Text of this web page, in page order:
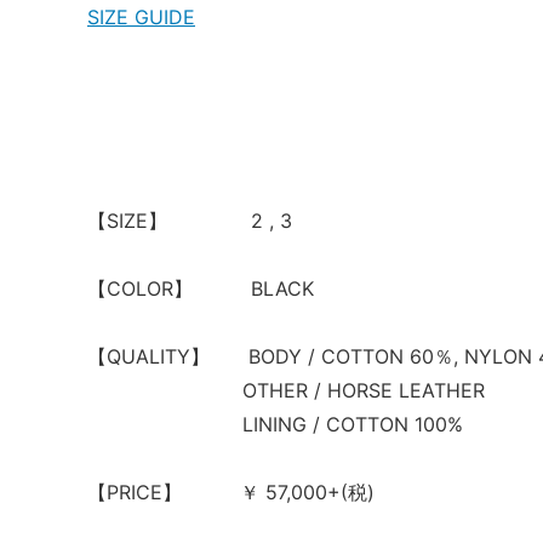
SIZE GUIDE
【SIZE】 2 , 3
【COLOR】 BLACK
【QUALITY】 BODY / COTTON 60％, NYLON
OTHER / HORSE LEATHER
LINING / COTTON 100%
【PRICE】 ￥ 57,000+(税)